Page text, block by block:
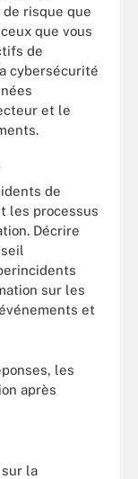
risque que
que vous
de
cybersécurité
et le
de
les processus
Décrire
sur les
et
les
après
la